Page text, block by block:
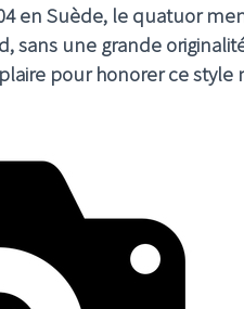
en Suède, le quatuor
une grande
pour honorer ce style